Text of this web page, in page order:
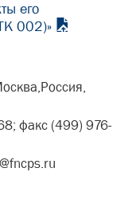
его
002)»
факс (499) 976-